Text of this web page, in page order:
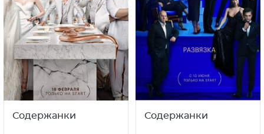
Содержанки Содержанки